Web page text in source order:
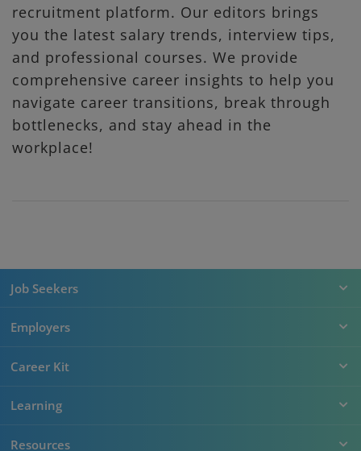
recruitment platform. Our editors brings
you the latest salary trends, interview tips,
and professional courses. We provide
comprehensive career insights to help you
navigate career transitions, break through
bottlenecks, and stay ahead in the
workplace!
Job Seekers
Employers
Career Kit
Learning
Resources